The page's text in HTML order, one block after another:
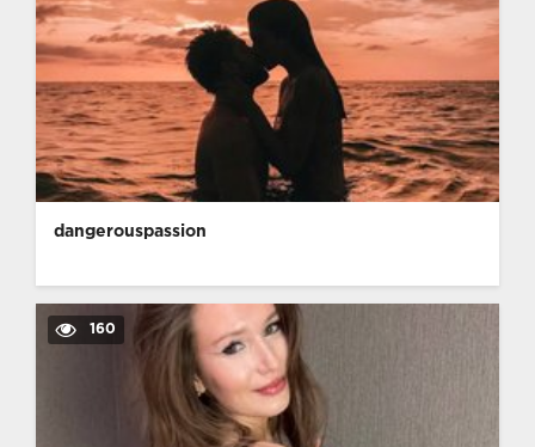
dangerouspassion
160